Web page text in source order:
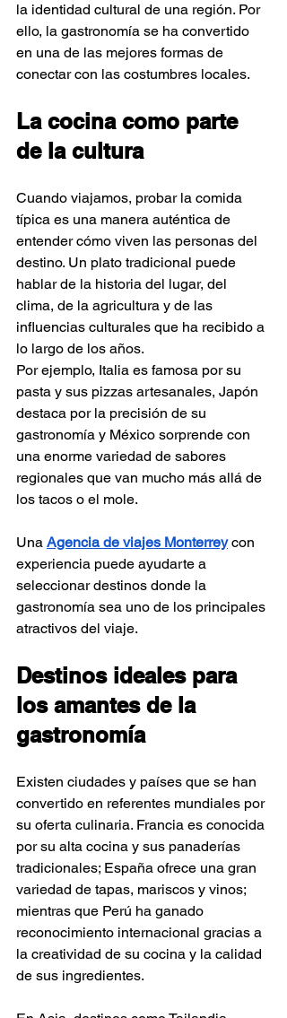
la identidad cultural de una región. Por
ello, la gastronomía se ha convertido
en una de las mejores formas de
conectar con las costumbres locales.
La cocina como parte
de la cultura
Cuando viajamos, probar la comida
típica es una manera auténtica de
entender cómo viven las personas del
destino. Un plato tradicional puede
hablar de la historia del lugar, del
clima, de la agricultura y de las
influencias culturales que ha recibido a
lo largo de los años.
Por ejemplo, Italia es famosa por su
pasta y sus pizzas artesanales, Japón
destaca por la precisión de su
gastronomía y México sorprende con
una enorme variedad de sabores
regionales que van mucho más allá de
los tacos o el mole.
Una Agencia de viajes Monterrey con
experiencia puede ayudarte a
seleccionar destinos donde la
gastronomía sea uno de los principales
atractivos del viaje.
Destinos ideales para
los amantes de la
gastronomía
Existen ciudades y países que se han
convertido en referentes mundiales por
su oferta culinaria. Francia es conocida
por su alta cocina y sus panaderías
tradicionales; España ofrece una gran
variedad de tapas, mariscos y vinos;
mientras que Perú ha ganado
reconocimiento internacional gracias a
la creatividad de su cocina y la calidad
de sus ingredientes.